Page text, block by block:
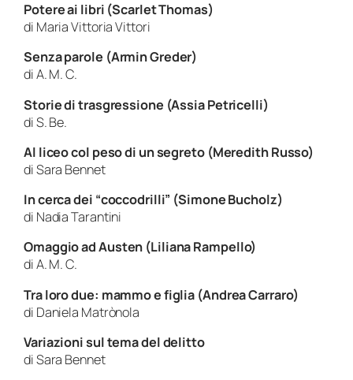
Potere ai libri (Scarlet Thomas)
di Maria Vittoria Vittori
Senza parole (Armin Greder)
di A. M. C.
Storie di trasgressione (Assia Petricelli)
di S. Be.
Al liceo col peso di un segreto (Meredith Russo)
di Sara Bennet
In cerca dei “coccodrilli” (Simone Bucholz)
di Nadia Tarantini
Omaggio ad Austen (Liliana Rampello)
di A. M. C.
Tra loro due: mammo e figlia (Andrea Carraro)
di Daniela Matrònola
Variazioni sul tema del delitto
di Sara Bennet